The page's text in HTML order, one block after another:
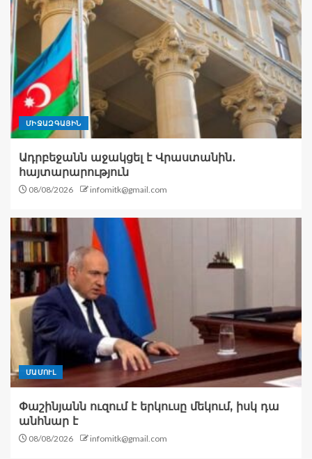
ՄԻՋԱԶԳԱՅԻՆ
Ադրբեջանն աջակցել է Վրաստանին․
հայտարարություն
08/08/2026 infomitk@gmail.com
ՄԱՄՈՒԼ
Փաշինյանն ուզում է երկուսը մեկում, իսկ դա
անհնար է
08/08/2026 infomitk@gmail.com